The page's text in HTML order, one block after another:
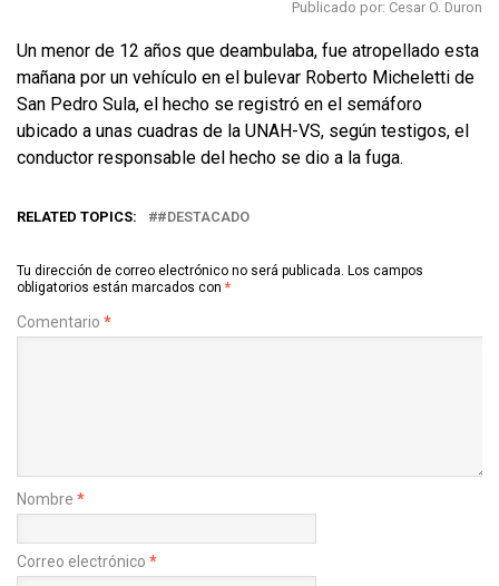
Publicado por: Cesar O. Duron
Un menor de 12 años que deambulaba, fue atropellado esta
mañana por un vehículo en el bulevar Roberto Micheletti de
San Pedro Sula, el hecho se registró en el semáforo
ubicado a unas cuadras de la UNAH-VS, según testigos, el
conductor responsable del hecho se dio a la fuga.
RELATED TOPICS: #DESTACADO
Tu dirección de correo electrónico no será publicada. Los campos
obligatorios están marcados con *
Comentario *
Nombre *
Correo electrónico *